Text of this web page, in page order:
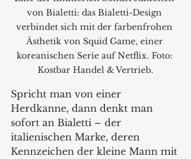
von Bialetti: das Bialetti-Design
verbindet sich mit der farbenfrohen
Ästhetik von Squid Game, einer
koreanischen Serie auf Netflix. Foto:
Kostbar Handel & Vertrieb.
Spricht man von einer
Herdkanne, dann denkt man
sofort an Bialetti – der
italienischen Marke, deren
Kennzeichen der kleine Mann mit